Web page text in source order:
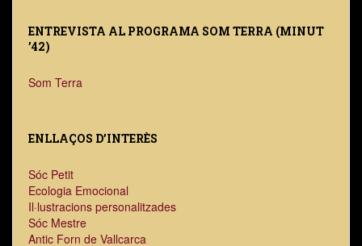
ENTREVISTA AL PROGRAMA SOM TERRA (MINUT
’42)
Som Terra
ENLLAÇOS D’INTERÈS
Sóc Petit
Ecologia Emocional
Il·lustracions personalitzades
Sóc Mestre
Antic Forn de Vallcarca